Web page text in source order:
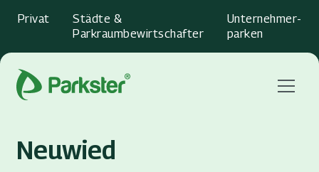
Privat
Städte &
Parkraumbewirtschafter
Unternehmer­
parken
Menu
Neuwied